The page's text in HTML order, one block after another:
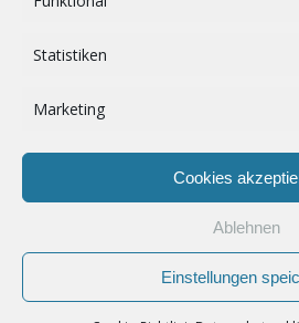
Statistiken
Marketing
Cookies
Ablehnen
Einstellungen
meinen nächsten Kommentar
Zum
Mobil